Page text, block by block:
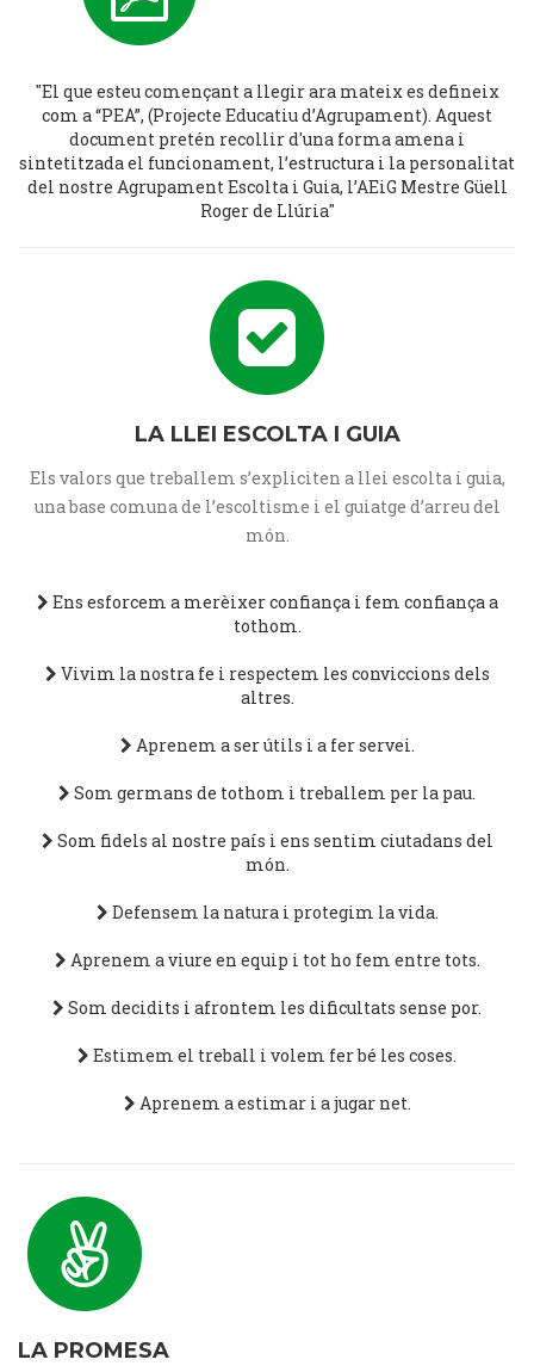
"El que esteu començant a llegir ara mateix es defineix
com a “PEA”, (Projecte Educatiu d’Agrupament). Aquest
document pretén recollir d'una forma amena i
sintetitzada el funcionament, l’estructura i la personalitat
del nostre Agrupament Escolta i Guia, l’AEiG Mestre Güell
Roger de Llúria"
LA LLEI ESCOLTA I GUIA
Els valors que treballem s’expliciten a llei escolta i guia,
una base comuna de l’escoltisme i el guiatge d’arreu del
món.
Ens esforcem a merèixer confiança i fem confiança a
tothom.
Vivim la nostra fe i respectem les conviccions dels
altres.
Aprenem a ser útils i a fer servei.
Som germans de tothom i treballem per la pau.
Som fidels al nostre país i ens sentim ciutadans del
món.
Defensem la natura i protegim la vida.
Aprenem a viure en equip i tot ho fem entre tots.
Som decidits i afrontem les dificultats sense por.
Estimem el treball i volem fer bé les coses.
Aprenem a estimar i a jugar net.
LA PROMESA